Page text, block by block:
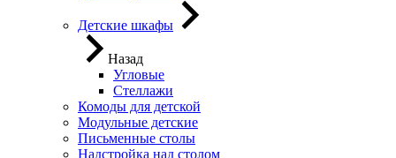
Детские шкафы
Назад
Угловые
Стеллажи
Комоды для детской
Модульные детские
Письменные столы
Надстройка над столом